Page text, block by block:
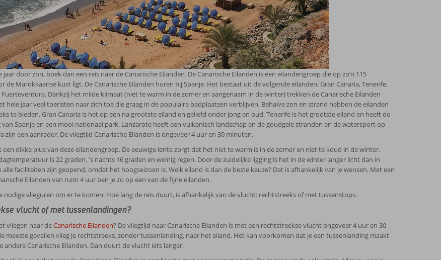
jaar door zon, boek dan een reis naar de Canarische Eilanden. De Canarische Eilanden is een eilandengroep die op zo’n 115
de Marokkaanse kust ligt. De Canarische Eilanden horen bij Spanje. Het bestaat uit de volgende eilanden: Gran Canaria, Tenerife,
Dankzij het milde klimaat (niet te warm in de zomer en aangenaam in de winter) trekken de Canarische Eilanden
hele jaar veel toeristen naar zich toe die graag in de populaire badplaatsen verblijven. Behalve zon en strand hebben de eilanden
te bieden. Gran Canaria is het op een na grootste eiland en geliefd onder jong en oud. Tenerife is het grootste eiland en heeft de
Spanje en een mooi nationaal park. Lanzarote heeft een vulkanisch landschap en de goudgele stranden en de watersport op
zijn een aanrader. De vliegtijd Canarische Eilanden is ongeveer 4 uur en 30 minuten.
een dikke plus van deze eilandengroep. De eeuwige lente zorgt dat het niet te warm is in de zomer en niet te koud in de winter.
is 22 graden, 's nachts 16 graden en weinig regen. Door de zuidelijke ligging is het in de winter langer licht dan in
alle faciliteiten zijn geopend, omdat het hoogseizoen is. Welk eiland is dan de beste keuze? Dat is afhankelijk van je wensen. Met een
Eilanden van ruim 4 uur ben je zo op een van de fijne eilanden.
nodige vlieguren om er te komen. Hoe lang de reis duurt, is afhankelijk van de vlucht: rechtstreeks of met tussenstops.
vlucht of met tussenlandingen?
vliegen naar deCanarische Eilanden? De vliegtijd naar Canarische Eilanden is met een rechtstreekse vlucht ongeveer 4 uur en 30
meeste gevallen vlieg je rechtstreeks, zonder tussenlanding, naar het eiland. Het kan voorkomen dat je een tussenlanding maakt
andere Canarische Eilanden. Dan duurt de vlucht iets langer.